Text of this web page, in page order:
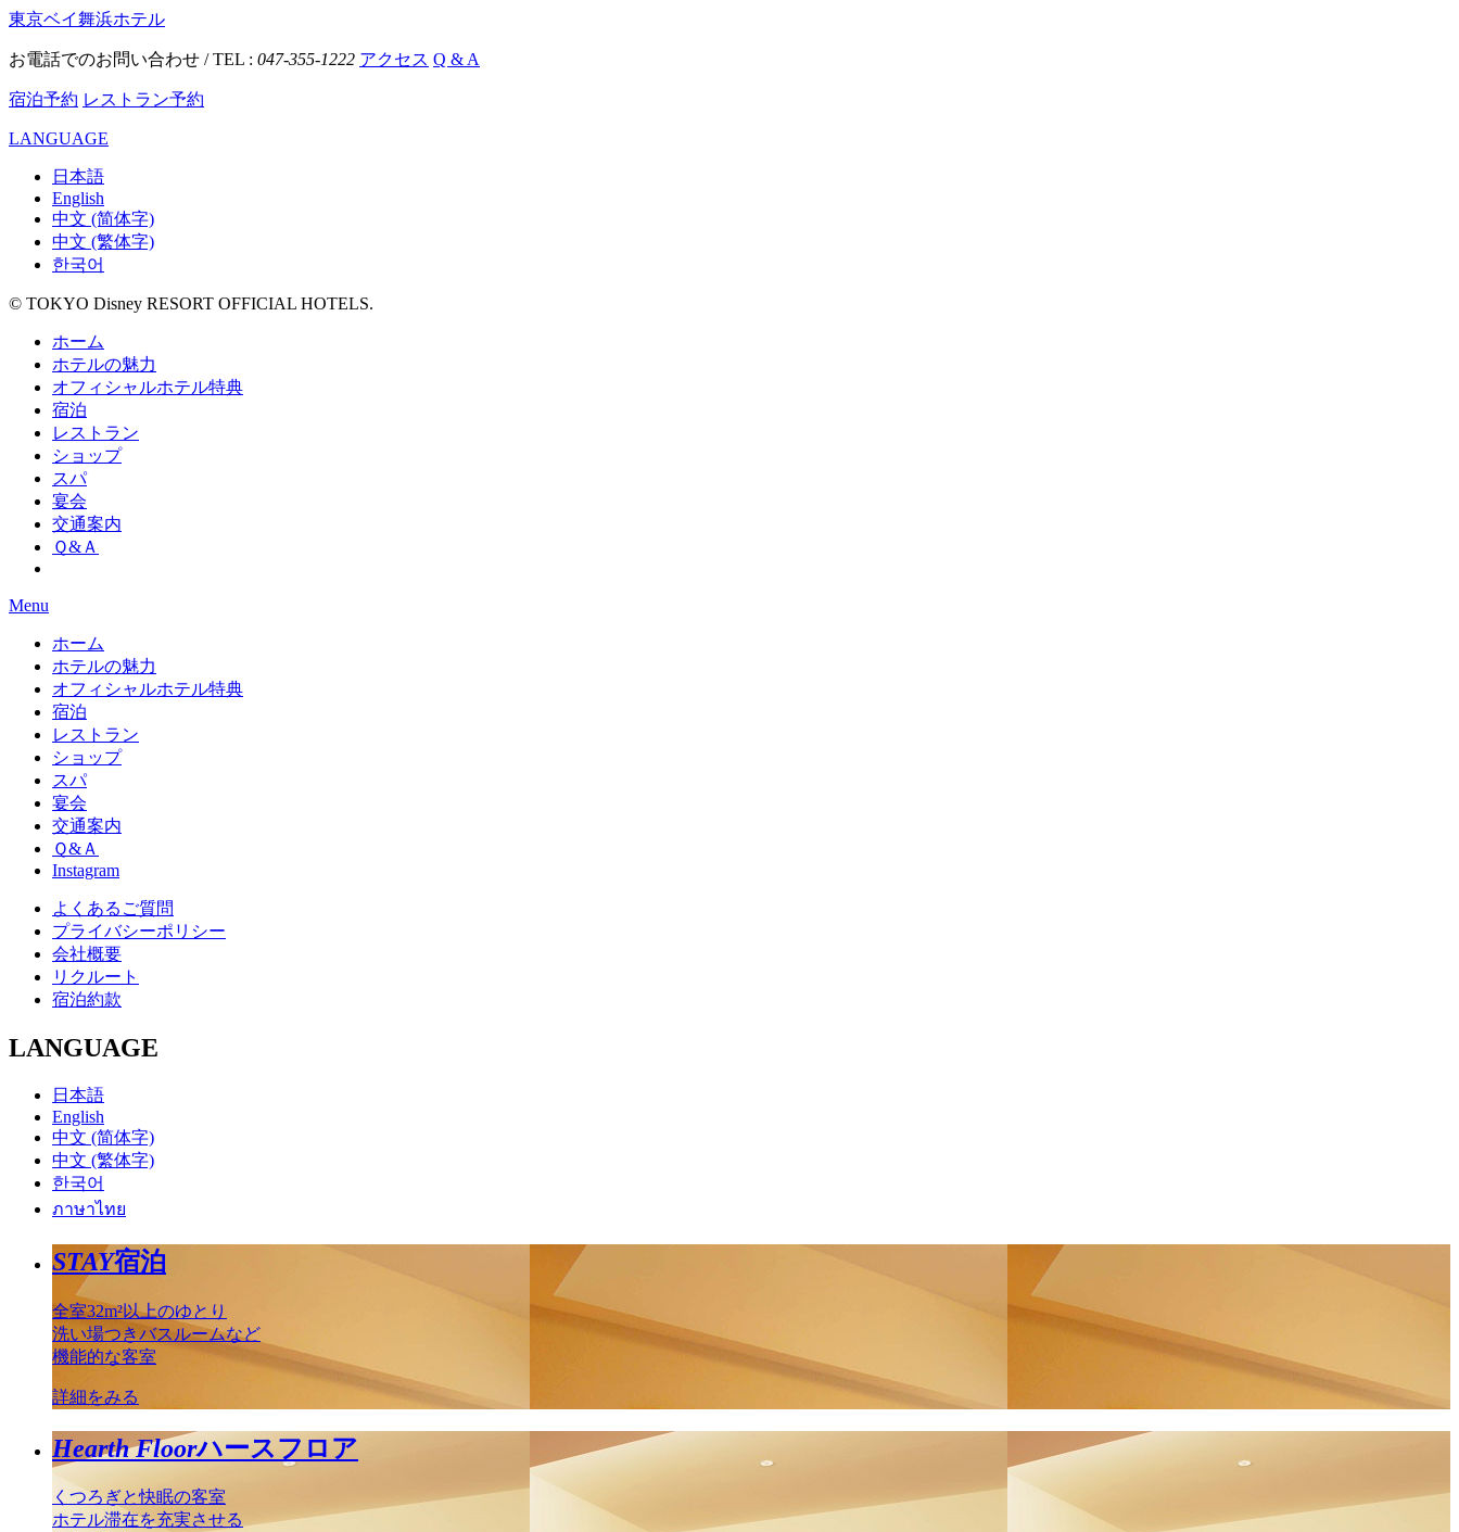
東京ベイ舞浜ホテル
お電話でのお問い合わせ / TEL : 047-355-1222 アクセス Q & A
宿泊予約 レストラン予約
LANGUAGE
日本語
English
中文 (简体字)
中文 (繁体字)
한국어
© TOKYO Disney RESORT OFFICIAL HOTELS.
ホーム
ホテルの魅力
オフィシャルホテル特典
宿泊
レストラン
ショップ
スパ
宴会
交通案内
Ｑ&Ａ
Menu
ホーム
ホテルの魅力
オフィシャルホテル特典
宿泊
レストラン
ショップ
スパ
宴会
交通案内
Ｑ&Ａ
Instagram
よくあるご質問
プライバシーポリシー
会社概要
リクルート
宿泊約款
LANGUAGE
日本語
English
中文 (简体字)
中文 (繁体字)
한국어
ภาษาไทย
STAY宿泊
全室32m²以上のゆとり
洗い場つきバスルームなど
機能的な客室
詳細をみる
Hearth Floorハースフロア
くつろぎと快眠の客室
ホテル滞在を充実させる